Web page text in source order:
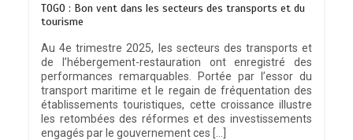
TOGO : Bon vent dans les secteurs des transports et du
tourisme
Au 4e trimestre 2025, les secteurs des transports et
de l’hébergement-restauration ont enregistré des
performances remarquables. Portée par l’essor du
transport maritime et le regain de fréquentation des
établissements touristiques, cette croissance illustre
les retombées des réformes et des investissements
engagés par le gouvernement ces […]